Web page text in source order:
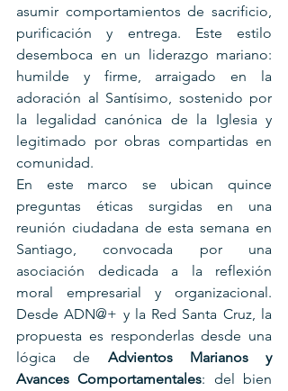
asumir comportamientos de sacrificio,
purificación y entrega. Este estilo
desemboca en un liderazgo mariano:
humilde y firme, arraigado en la
adoración al Santísimo, sostenido por
la legalidad canónica de la Iglesia y
legitimado por obras compartidas en
comunidad.
En este marco se ubican quince
preguntas éticas surgidas en una
reunión ciudadana de esta semana en
Santiago, convocada por una
asociación dedicada a la reflexión
moral empresarial y organizacional.
Desde ADN@+ y la Red Santa Cruz, la
propuesta es responderlas desde una
lógica de Advientos Marianos y
Avances Comportamentales: del bien